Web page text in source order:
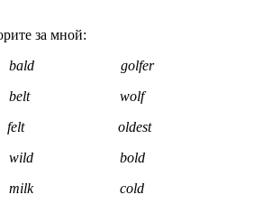
за мной:
golfer
belt wolf
oldest
bold
cold